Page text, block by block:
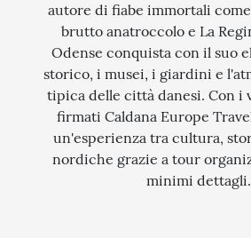
autore di fiabe immortali
brutto anatroccolo e La
Odense conquista con il suo
storico, i musei, i giardini e
tipica delle città danesi. Con i
firmati Caldana Europe
un'esperienza tra cultura,
nordiche grazie a tour
minimi dettagli.
I LUOGHI DELLO
STORIA
CITTÀ
EVENTI
ARTE E